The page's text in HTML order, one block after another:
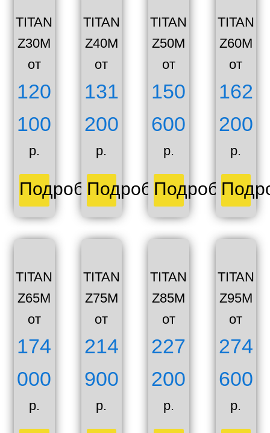
TITAN
Z30M
от
120
100
р.
Подробнее
TITAN
Z40M
от
131
200
р.
Подробнее
TITAN
Z50M
от
150
600
р.
Подробнее
TITAN
Z60M
от
162
200
р.
TITAN
Z65M
от
174
000
р.
TITAN
Z75M
от
214
900
р.
TITAN
Z85M
от
227
200
р.
TITAN
Z95M
от
274
600
р.